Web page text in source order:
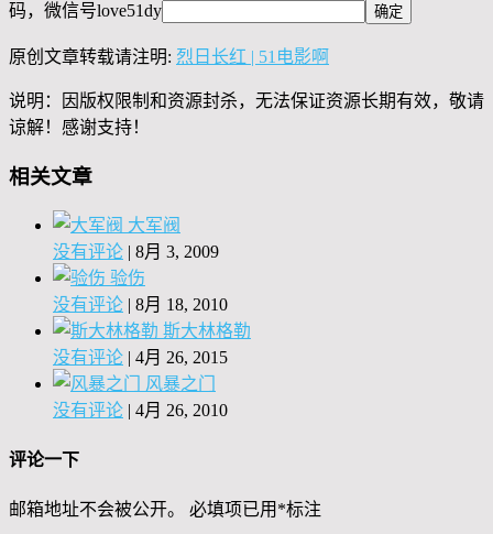
码，微信号love51dy
原创文章转载请注明: 烈日长红 | 51电影啊
说明：因版权限制和资源封杀，无法保证资源长期有效，敬请
谅解！感谢支持！
相关文章
大军阀
没有评论 | 8月 3, 2009
验伤
没有评论 | 8月 18, 2010
斯大林格勒
没有评论 | 4月 26, 2015
风暴之门
没有评论 | 4月 26, 2010
评论一下
邮箱地址不会被公开。 必填项已用 *标注